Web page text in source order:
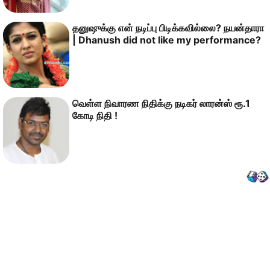
தனுஷுக்கு என் நடிப்பு பிடிக்கவில்லை? நயன்தாரா
| Dhanush did not like my performance?
வெள்ள நிவாரண நிதிக்கு நடிகர் லாரன்ஸ் ரூ.1
கோடி நிதி !